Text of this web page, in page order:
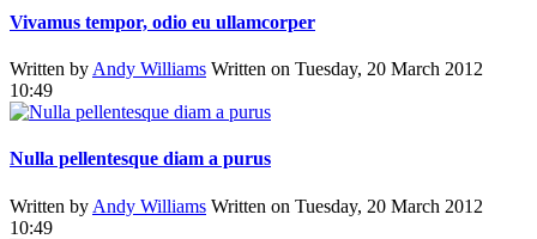
Vivamus tempor, odio eu ullamcorper
Written by Andy Williams Written on Tuesday, 20 March 2012
10:49
Nulla pellentesque diam a purus
Written by Andy Williams Written on Tuesday, 20 March 2012
10:49